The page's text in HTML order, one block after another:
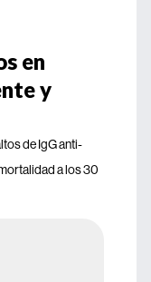
en
y
de IgG anti-
a los 30